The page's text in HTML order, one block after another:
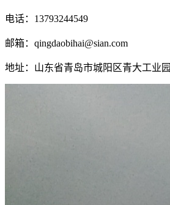
电话：13793244549
邮箱：qingdaobihai@sian.com
地址：山东省青岛市城阳区青大工业园